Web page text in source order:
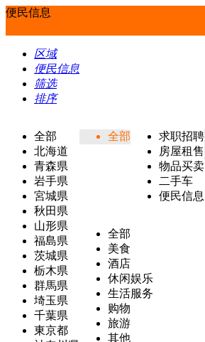
便民信息
区域
便民信息
筛选
排序
全部
北海道
青森県
岩手県
宮城県
秋田県
山形県
福島県
茨城県
栃木県
群馬県
埼玉県
千葉県
東京都
全部
求职招聘
房屋租售
物品买卖
二手车
便民信息
全部
美食
酒店
休闲娱乐
生活服务
购物
旅游
其他